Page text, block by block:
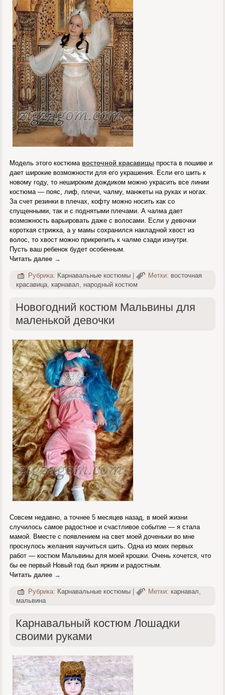
Модель этого костюма восточной красавицы проста в пошиве и
дает широкие возможности для его украшения. Если его шить к
новому году, то нешироким дождиком можно украсить все линии
костюма — пояс, лиф, плечи, чалму, манжеты на руках и ногах.
За счет резинки в плечах, кофту можно носить как со
спущенными, так и с поднятыми плечами. А чалма дает
возможность варьировать даже с волосами. Если у девочки
короткая стрижка, а у мамы сохранился накладной хвост из
волос, то хвост можно прикрепить к чалме сзади изнутри.
Пусть ваш ребенок будет особенным.
Читать далее →
Рубрика: Карнавальные костюмы | Метки: восточная
красавица карнавал народный костюм
Новогодний костюм Мальвины для
маленькой девочки
Совсем недавно, а точнее 5 месяцев назад, в моей жизни
случилось самое радостное и счастливое событие — я стала
мамой. Вместе с появлением на свет моей доченьки во мне
проснулось желания научиться шить. Одна из моих первых
работ — костюм Мальвины для моей крошки. Очень хочется, что
бы ее первый Новый год был ярким и радостным.
Читать далее →
Рубрика: Карнавальные костюмы | Метки: карнавал,
мальвина
Карнавальный костюм Лошадки
своими руками